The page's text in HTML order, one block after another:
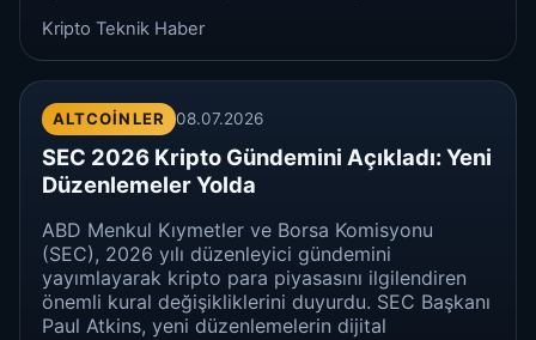
Kripto Teknik Haber
ALTCOINLER 08.07.2026
SEC 2026 Kripto Gündemini Açıkladı: Yeni
Düzenlemeler Yolda
ABD Menkul Kıymetler ve Borsa Komisyonu
(SEC), 2026 yılı düzenleyici gündemini
yayımlayarak kripto para piyasasını ilgilendiren
önemli kural değişikliklerini duyurdu. SEC Başkanı
Paul Atkins, yeni düzenlemelerin dijital